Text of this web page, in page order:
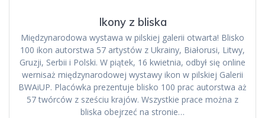
Ikony z bliska
Międzynarodowa wystawa w pilskiej galerii otwarta! Blisko
100 ikon autorstwa 57 artystów z Ukrainy, Białorusi, Litwy,
Gruzji, Serbii i Polski. W piątek, 16 kwietnia, odbył się online
wernisaż międzynarodowej wystawy ikon w pilskiej Galerii
BWAiUP. Placówka prezentuje blisko 100 prac autorstwa aż
57 twórców z sześciu krajów. Wszystkie prace można z
bliska obejrzeć na stronie…